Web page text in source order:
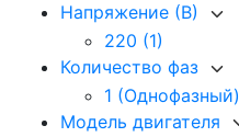
Напряжение (В)
220 (1)
Количество фаз
1 (Однофазный)
Модель двигателя